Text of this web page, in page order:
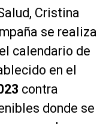
Cristina
se realiza
calendario de
en el
contra
donde se